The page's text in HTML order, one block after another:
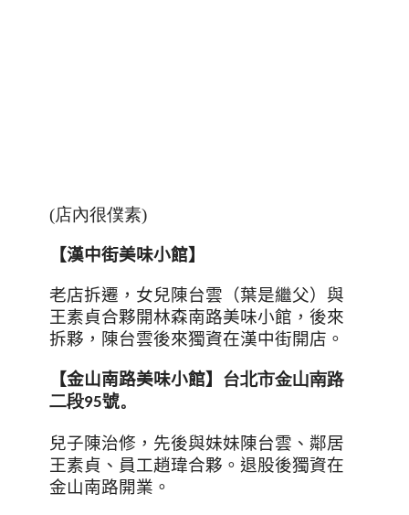
(店內很僕素)
【漢中街美味小館】
老店拆遷，女兒陳台雲（葉是繼父）與
王素貞合夥開林森南路美味小館，後來
拆夥，陳台雲後來獨資在漢中街開店。
【金山南路美味小館】 台北市金山南路
二段95號。
兒子陳治修，先後與妹妹陳台雲、鄰居
王素貞、員工趙瑋合夥。退股後獨資在
金山南路開業。